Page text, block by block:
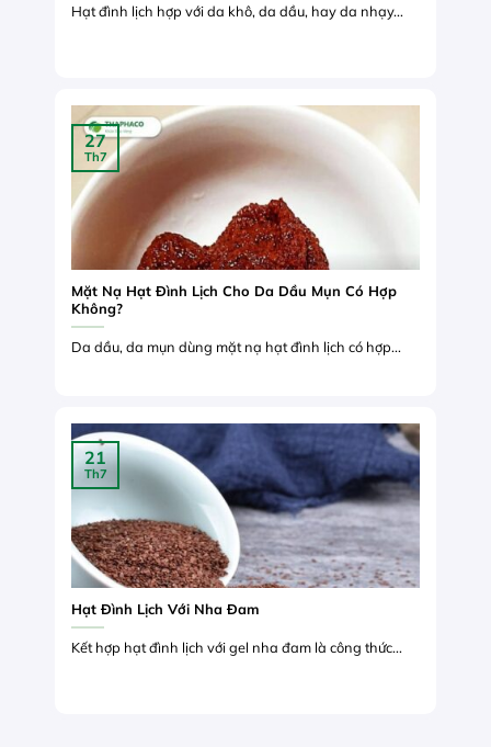
Hạt đình lịch hợp với da khô, da dầu, hay da nhạy...
Mặt Nạ Hạt Đình Lịch Cho Da Dầu Mụn Có Hợp
Không?
Da dầu, da mụn dùng mặt nạ hạt đình lịch có hợp...
27
Th7
Hạt Đình Lịch Với Nha Đam
Kết hợp hạt đình lịch với gel nha đam là công thức...
21
Th7